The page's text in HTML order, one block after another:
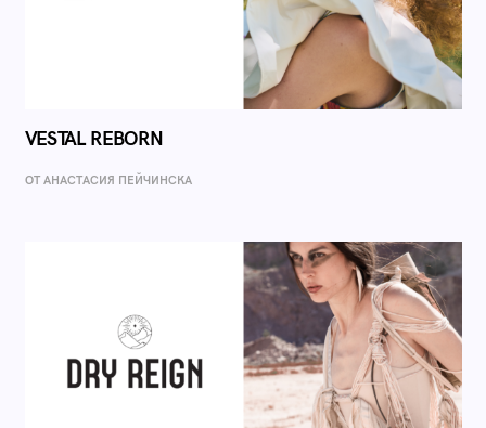
VESTAL REBORN
ОТ AНАСТАСИЯ ПЕЙЧИНСКА